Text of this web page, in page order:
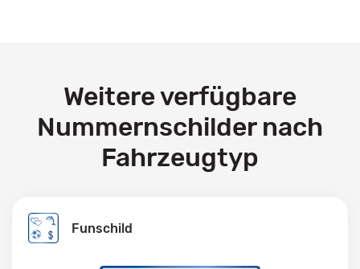
Weitere verfügbare
Nummernschilder nach
Fahrzeugtyp
Funschild